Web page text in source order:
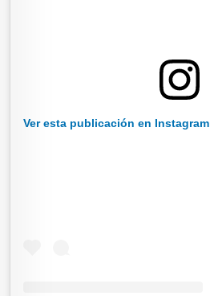
Ver esta publicación en Instagram